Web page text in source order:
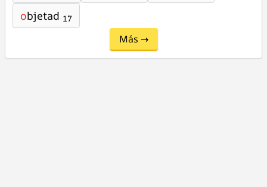
objetad 17
Más →